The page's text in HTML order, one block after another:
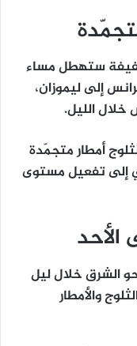
ستهطل مساء
إلىليموزان،
خلال الليل.
أمطارمتجمّدة
إلى تفعيل مستوى
الأحد
الشرق خلال ليل
والأمطار